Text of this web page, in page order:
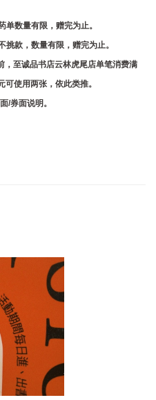
数量有限，赠完为止。
款，数量有限，赠完为止。
，至诚品书店云林虎尾店单笔消费满
使用两张，依此类推。
/券面说明。